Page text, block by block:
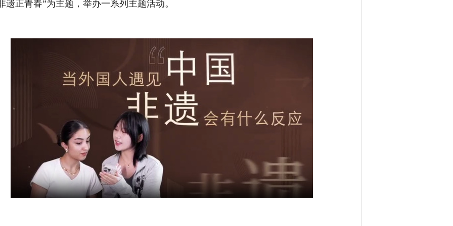
正青春”为主题，举办一系列主题活动。